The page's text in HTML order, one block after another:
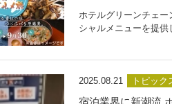
ホテルグリーンチェ
シャルメニューを提供
2025.08.21 トピック
宿泊業界に新潮流